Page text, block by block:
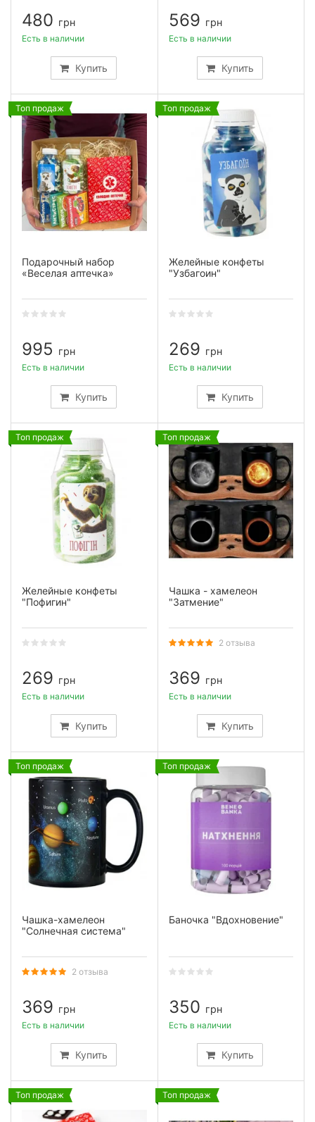
480 грн
Купить
Есть в наличии
569 грн
Купить
Есть в наличии
Топ продаж
Подарочный набор
«Веселая аптечка»
995 грн
Купить
Есть в наличии
Топ продаж
Желейные конфеты
"Узбагоин"
269 грн
Купить
Есть в наличии
Топ продаж
Желейные конфеты
"Пофигин"
269 грн
Купить
Есть в наличии
Топ продаж
Чашка - хамелеон
"Затмение"
2 отзыва
369 грн
Купить
Есть в наличии
Топ продаж
Чашка-хамелеон
"Солнечная система"
2 отзыва
369 грн
Купить
Есть в наличии
Топ продаж
Баночка "Вдохновение"
350 грн
Купить
Есть в наличии
Топ продаж Топ продаж